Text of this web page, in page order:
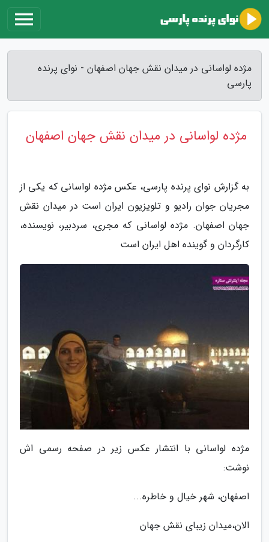
مژده لواسانی در میدان نقش جهان اصفهان - نوای پرنده
پارسی
مژده لواسانی در میدان نقش جهان اصفهان
به گزارش نوای پرنده پارسی، عکس مژده لواسانی که یکی از
مجریان جوان رادیو و تلویزیون ایران است در میدان نقش
جهان اصفهان. مژده لواسانی که مجری، سردبیر، نویسنده،
کارگردان و گوینده اهل ایران است
مژده لواسانی با انتشار عکس زیر در صفحه رسمی اش
نوشت:
اصفهان، شهر خیال و خاطره...
الان،میدان زیبای نقش جهان